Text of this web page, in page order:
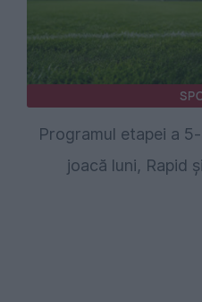
Programul etapei a
joacă luni, Rapid